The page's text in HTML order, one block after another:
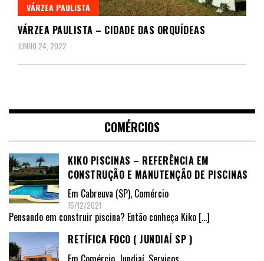
VÁRZEA PAULISTA
VÁRZEA PAULISTA – CIDADE DAS ORQUÍDEAS
JUNHO 24, 2022
COMÉRCIOS
KIKO PISCINAS – REFERÊNCIA EM
CONSTRUÇÃO E MANUTENÇÃO DE PISCINAS
Em Cabreuva (SP), Comércio
15/12/2021
Pensando em construir piscina? Então conheça Kiko […]
RETÍFICA FOCO ( JUNDIAÍ SP )